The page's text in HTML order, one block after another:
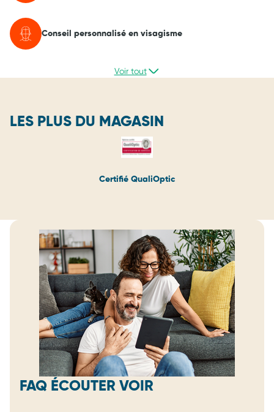
Conseil personnalisé en visagisme
Voir tout
LES PLUS DU MAGASIN
Certifié QualiOptic
FAQ ÉCOUTER VOIR